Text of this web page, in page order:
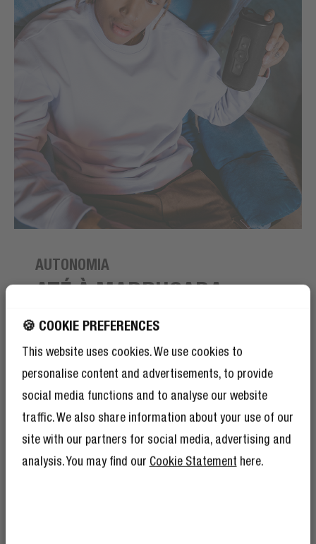
🍪 COOKIE PREFERENCES
This website uses cookies. We use cookies to
personalise content and advertisements, to provide
social media functions and to analyse our website
traffic. We also share information about your use of our
site with our partners for social media, advertising and
analysis. You may find our Cookie Statement here.
AUTONOMIA
ATÉ À MADRUGADA
A noite é uma criança! Com 24 horas de reprodução,
podes dançar até ao nascer do sol. Verifica o estado da
superior do altifalante. Hora de carregar o teu Bold M2?
Bastam 3 horas de carga para o carregar inteiramente!